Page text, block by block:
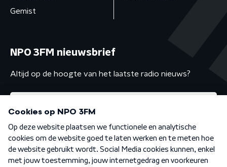
Gemist
NPO 3FM nieuwsbrief
Altijd op de hoogte van het laatste radio nieuws?
Algemene voorwaarden Privacybeleid